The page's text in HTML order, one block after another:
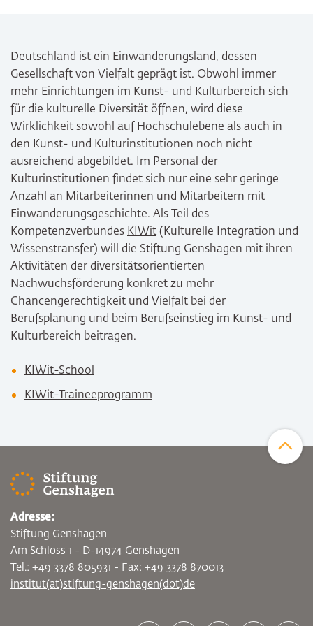
Deutschland ist ein Einwanderungsland, dessen
Gesellschaft von Vielfalt geprägt ist. Obwohl immer
mehr Einrichtungen im Kunst- und Kulturbereich sich
für die kulturelle Diversität öffnen, wird diese
Wirklichkeit sowohl auf Hochschulebene als auch in
den Kunst- und Kulturinstitutionen noch nicht
ausreichend abgebildet. Im Personal der
Kulturinstitutionen findet sich nur eine sehr geringe
Anzahl an Mitarbeiterinnen und Mitarbeitern mit
Einwanderungsgeschichte. Als Teil des
Kompetenzverbundes KIWit (Kulturelle Integration und
Wissenstransfer) will die Stiftung Genshagen mit ihren
Aktivitäten der diversitätsorientierten
Nachwuchsförderung konkret zu mehr
Chancengerechtigkeit und Vielfalt bei der
Berufsplanung und beim Berufseinstieg im Kunst- und
Kulturbereich beitragen.
KIWit-School
KIWit-Traineeprogramm
Zum
Adresse:
Stiftung Genshagen
Am Schloss 1 - D-14974 Genshagen
Tel.: +49 3378 805931 - Fax: +49 3378 870013
institut(at)stiftung-genshagen(dot)de